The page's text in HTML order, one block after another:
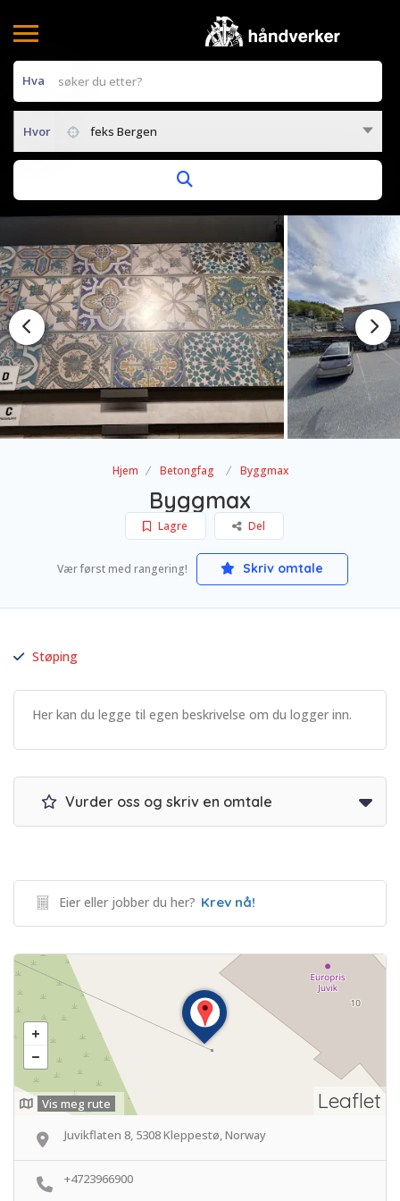
Hva
Hvor feks Bergen
Hjem Betongfag Byggmax
Byggmax
Lagre Del
Vær først med rangering! Skriv omtale
Støping
Her kan du legge til egen beskrivelse om du logger inn.
Vurder oss og skriv en omtale
Eier eller jobber du her? Krev nå!
Leaflet
Vis meg rute
Juvikflaten 8, 5308 Kleppestø, Norway
+4723966900